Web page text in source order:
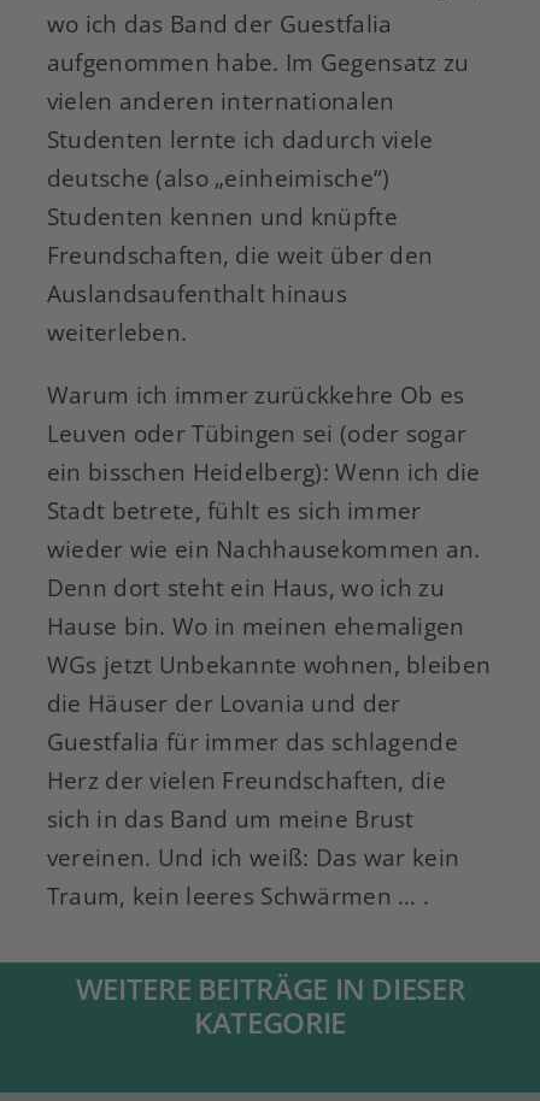
wo ich das Band der Guestfalia
aufgenommen habe. Im Gegensatz zu
vielen anderen internationalen
Studenten lernte ich dadurch viele
deutsche (also „einheimische“)
Studenten kennen und knüpfte
Freundschaften, die weit über den
Auslandsaufenthalt hinaus
weiterleben.
Warum ich immer zurückkehre Ob es
Leuven oder Tübingen sei (oder sogar
ein bisschen Heidelberg): Wenn ich die
Stadt betrete, fühlt es sich immer
wieder wie ein Nachhausekommen an.
Denn dort steht ein Haus, wo ich zu
Hause bin. Wo in meinen ehemaligen
WGs jetzt Unbekannte wohnen, bleiben
die Häuser der Lovania und der
Guestfalia für immer das schlagende
Herz der vielen Freundschaften, die
sich in das Band um meine Brust
vereinen. Und ich weiß: Das war kein
Traum, kein leeres Schwärmen … .
WEITERE BEITRÄGE IN DIESER
KATEGORIE